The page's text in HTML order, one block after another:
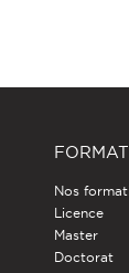
Nos
Licence
Master
Doctorat